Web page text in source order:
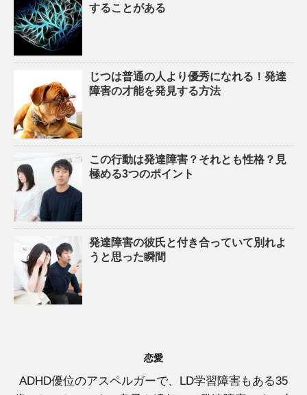
することがある
じつは普通の人より優秀になれる！発達
障害の才能を発見する方法
この行動は発達障害？それとも性格？見
極める3つのポイント
発達障害の彼氏と付き合っていて別れよ
うと思った瞬間
恋愛
ADHD優位のアスペルガーで、LD学習障害もある35